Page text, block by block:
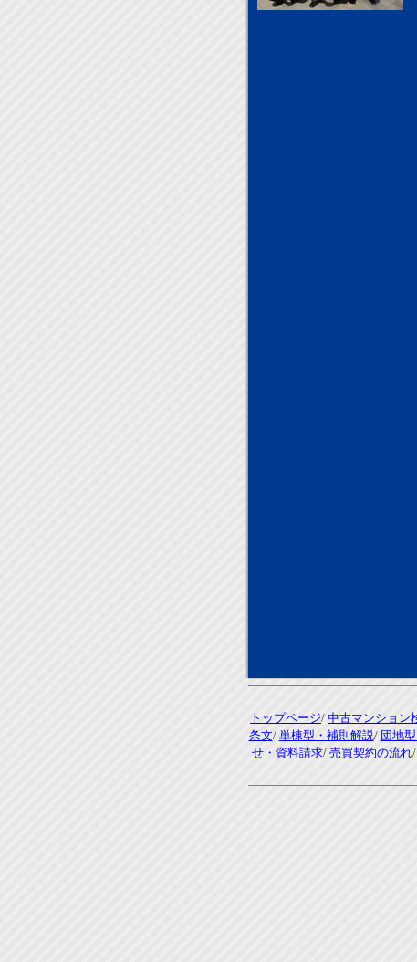
トップページ/ 中古マンション
条文/ 単棟型・補則解説/ 団地
せ・資料請求/ 売買契約の流れ/